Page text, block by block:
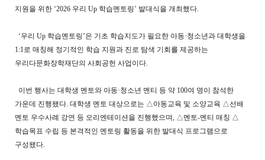
지원을 위한 ‘2026 우리 Up 학습멘토링’ 발대식을 개최했다.
‘우리 Up 학습멘토링’은 기초 학습지도가 필요한 아동·청소년과 대학생을
1:1로 매칭해 정기적인 학습 지원과 진로 탐색 기회를 제공하는
우리다문화장학재단의 사회공헌 사업이다.
이번 행사는 대학생 멘토와 아동·청소년 멘티 등 약 100여 명이 참석한
가운데 진행됐다. 대학생 멘토 대상으로는 △아동교육 및 소양교육 △선배
멘토 우수사례 강연 등 오리엔테이션을 진행했으며, △멘토-멘티 매칭 △
학습목표 수립 등 본격적인 멘토링 활동을 위한 발대식 프로그램으로
구성됐다.